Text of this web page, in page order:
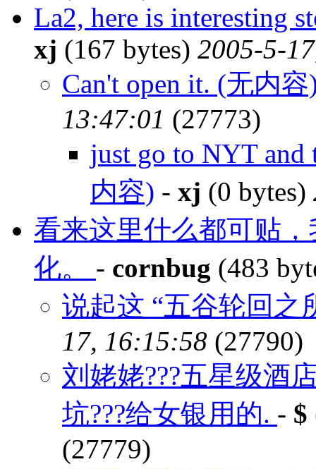
La2, here is interesting
xj (167 bytes) 2005-5-
Can't open it. (无内容
13:47:01 (27773)
just go to NYT and
内容) - xj (0 bytes)
看来这里什么都可贴
化。 - cornbug (483
说起这 “五谷轮回之
17, 16:15:58 (27790)
刘姥姥???五星级酒
坑???给女银用的. - $
(27779)